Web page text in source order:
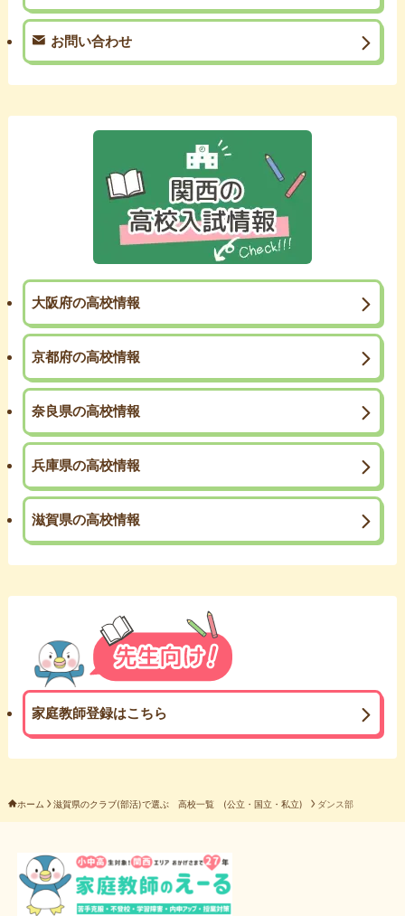
お問い合わせ
大阪府の高校情報
京都府の高校情報
奈良県の高校情報
兵庫県の高校情報
滋賀県の高校情報
家庭教師登録はこちら
ホーム 滋賀県のクラブ(部活)で選ぶ 高校一覧 (公立・国立・私立) ダンス部